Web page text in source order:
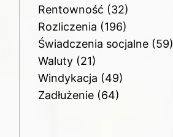
Rentowność (32)
Rozliczenia (196)
Świadczenia socjalne(59)
Waluty(21)
Windykacja (49)
Zadłużenie(64)